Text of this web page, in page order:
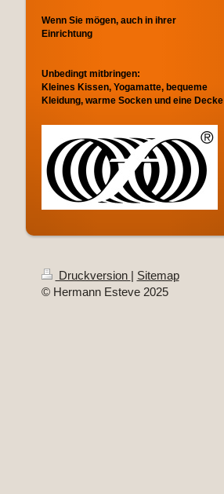
Wenn Sie mögen, auch in ihrer
Einrichtung
Unbedingt mitbringen:
Kleines Kissen, Yogamatte, bequeme
Kleidung, warme Socken und eine Decke
Druckversion | Sitemap
© Hermann Esteve 2025